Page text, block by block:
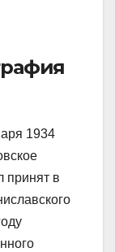
1934
принят в